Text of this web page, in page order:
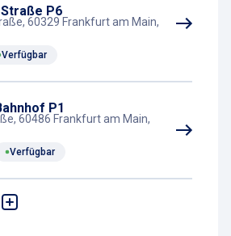
P6
60329 Frankfurt am Main,
Verfügbar
Parkplatz Bahnhof P1
60486 Frankfurt am Main,
Verfügbar
Bahnhof